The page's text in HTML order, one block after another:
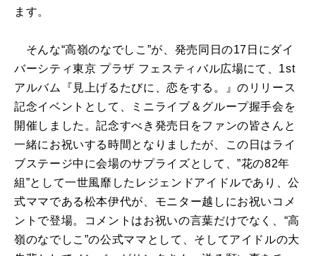
ます。
そんな“高嶺のなでしこ”が、発売同日の17日にダイ
バーシティ東京 プラザ フェスティバル広場にて、1st
アルバム『見上げるたびに、恋をする。』のリリース
記念イベントとして、ミニライブ＆グループ握手会を
開催しました。記念すべき発売日をファンの皆さんと
一緒にお祝いする時間となりましたが、この日はライ
ブステージ中に会場のサプライズとして、”花の82年
組”として一世風靡したレジェンドアイドルであり、公
式ママである松本伊代が、モニター越しにお祝いコメ
ントで登場。コメントはお祝いの言葉だけでなく、“高
嶺のなでしこ”の公式ママとして、そしてアイドルの大